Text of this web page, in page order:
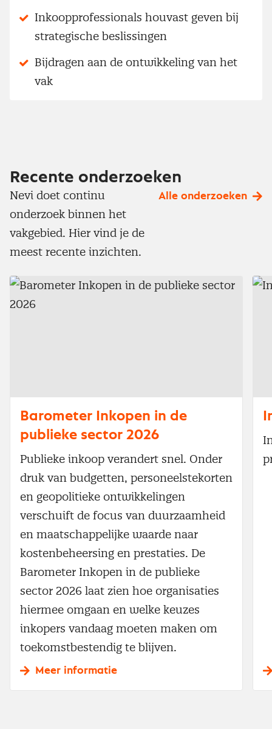
Inkoopprofessionals houvast geven bij
strategische beslissingen
Bijdragen aan de ontwikkeling van het
vak
Recente onderzoeken
Nevi doet continu
onderzoek binnen het
vakgebied. Hier vind je de
meest recente inzichten.
Alle onderzoeken
Barometer Inkopen in de
publieke sector 2026
Publieke inkoop verandert snel. Onder
druk van budgetten, personeelstekorten
en geopolitieke ontwikkelingen
verschuift de focus van duurzaamheid
en maatschappelijke waarde naar
kostenbeheersing en prestaties. De
Barometer Inkopen in de publieke
sector 2026 laat zien hoe organisaties
hiermee omgaan en welke keuzes
inkopers vandaag moeten maken om
toekomstbestendig te blijven.
Meer informatie